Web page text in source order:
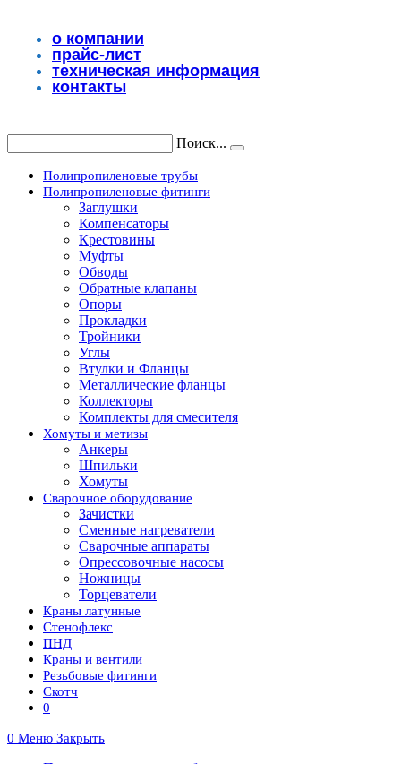
содержимомуо компании
прайс-лист
техническая информация
контакты
Поиск...
Полипропиленовые трубы
Полипропиленовые фитинги
Заглушки
Компенсаторы
Крестовины
Муфты
Обводы
Обратные клапаны
Опоры
Прокладки
Тройники
Углы
Втулки и Фланцы
Металлические фланцы
Коллекторы
Комплекты для смесителя
Хомуты и метизы
Анкеры
Шпильки
Хомуты
Сварочное оборудование
Зачистки
Сменные нагреватели
Сварочные аппараты
Опрессовочные насосы
Ножницы
Торцеватели
Краны латунные
Стенофлекс
ПНД
Краны и вентили
Резьбовые фитинги
Скотч
0
0 Меню Закрыть